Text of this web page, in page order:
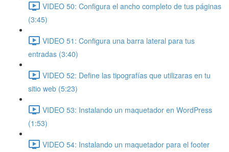
VIDEO 50: Configura el ancho completo de tus páginas
(3:45)
VIDEO 51: Configura una barra lateral para tus
entradas (3:40)
VIDEO 52: Define las tipografías que utilizaras en tu
sitio web (5:23)
VIDEO 53: Instalando un maquetador en WordPress
(1:53)
VIDEO 54: Instalando un maquetador para el footer